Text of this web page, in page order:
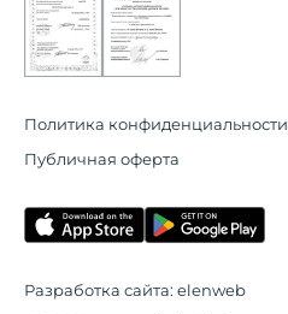
Политика конфиденциальности
Публичная оферта
Разработка сайта: elenweb